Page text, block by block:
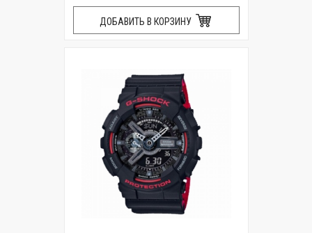
ДОБАВИТЬ В КОРЗИНУ